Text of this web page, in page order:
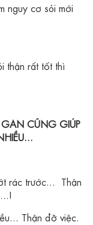
nguy cơ sỏi mới
thận rất tốt thì
CŨNG GIÚP
rác trước... Thận
Thận đỡ việc.